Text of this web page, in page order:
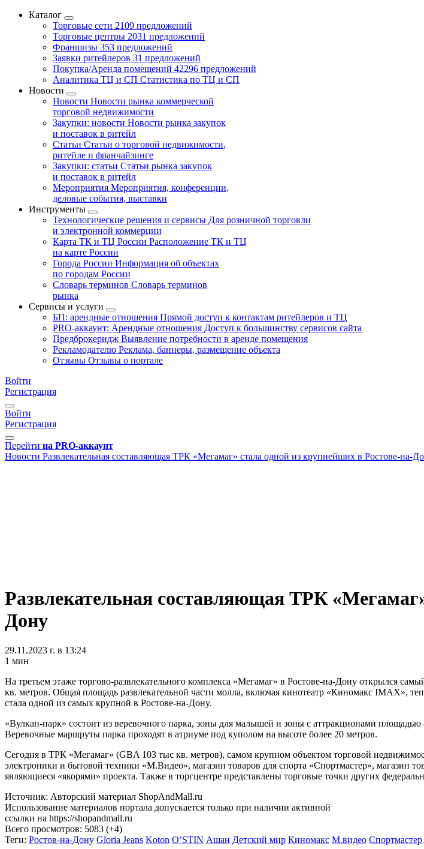
Каталог
Торговые сети 2109 предложений
Торговые центры 2031 предложений
Франшизы 353 предложений
Заявки ритейлеров 31 предложений
Покупка/Аренда помещений 42296 предложений
Аналитика ТЦ и СП Статистика по ТЦ и СП
Новости
Новости Новости рынка коммерческой
торговой недвижимости
Закупки: новости Новости рынка закупок
и поставок в ритейл
Статьи Статьи о торговой недвижимости,
ритейле и франчайзинге
Закупки: статьи Статьи рынка закупок
и поставок в ритейл
Мероприятия Мероприятия, конференции,
деловые события, выставки
Инструменты
Технологические решения и сервисы Для розничной торговли
и электронной коммерции
Карта ТК и ТЦ России Расположение ТК и ТЦ
на карте России
Города России Информация об объектах
по городам России
Словарь терминов Словарь терминов
рынка
Сервисы и услуги
БП: арендные отношения Прямой доступ к контактам ритейлеров и ТЦ
PRO-аккаунт: Арендные отношения Доступ к большинству сервисов сайта
Предброкеридж Выявление потребности в аренде помещения
Рекламодателю Реклама, баннеры, размещение объекта
Отзывы Отзывы о портале
Войти
Регистрация
Войти
Регистрация
Перейти на PRO-аккаунт
Новости Развлекательная составляющая ТРК «Мегамаг» стала одной из крупнейших в Ростове-на-
Развлекательная составляющая ТРК
Дону
29.11.2023 г. в 13:24
1 мин
На третьем этаже торгово-развлекательного комплекса «Мегамаг» в Ростове-на-Дону открылся
кв. метров. Общая площадь развлекательной части молла, включая кинотеатр «Киномакс IMAX»,
стала одной из самых крупной в Ростове-на-Дону.
«Вулкан-парк» состоит из веревочного парка, зоны для малышей и зоны с аттракционами
Веревочные маршруты парка проходят в атриуме под куполом на высоте более 20 метров.
Сегодня в ТРК «Мегамаг» (GBA 103 тыс кв. метров), самом крупном объектом торговой
электроники и бытовой техники «М.Видео», магазин товаров для спорта «Спортмастер», магазин
являющиеся «якорями» проекта. Также в торгцентре представлены торговые точки других
Источник: Авторский материал ShopAndMall.ru
Использование материалов портала допускается только при наличии активной
ссылки на https://shopandmall.ru
Всего просмотров: 5083 (+4)
Теги: Ростов-на-Дону Gloria Jeans Koton O’STIN Ашан Детский мир Киномакс М.видео Спортмастер